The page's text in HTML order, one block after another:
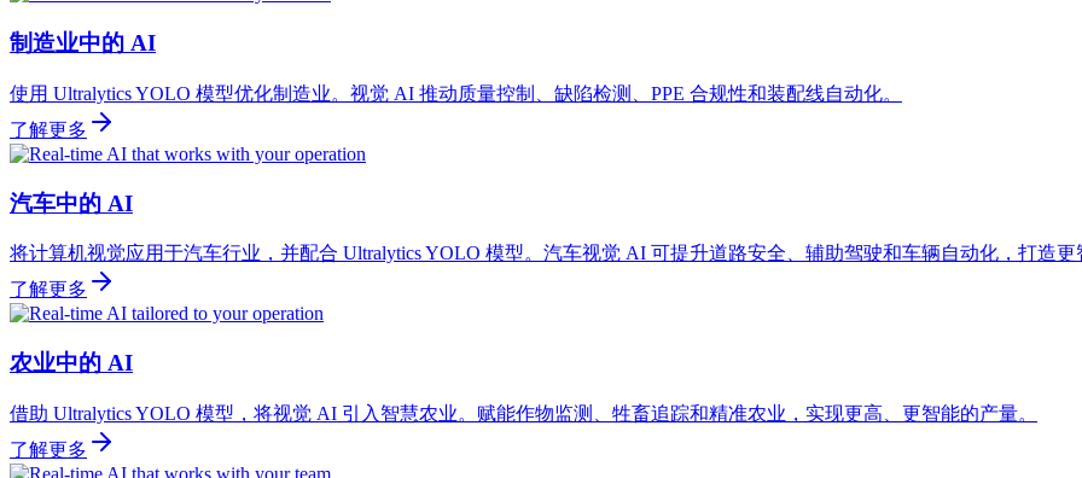
制造业中的 AI
使用 Ultralytics YOLO 模型优化制造业。视觉 AI 推动质量控制、缺陷检测、PPE 合规性和装配线自动化。
了解更多
汽车中的 AI
将计算机视觉应用于汽车行业，并配合 Ultralytics YOLO 模型。汽车视觉 AI 可提升道路安全、辅助驾驶和车辆自动化，打造
了解更多
农业中的 AI
借助 Ultralytics YOLO 模型，将视觉 AI 引入智慧农业。赋能作物监测、牲畜追踪和精准农业，实现更高、更智能的产量。
了解更多